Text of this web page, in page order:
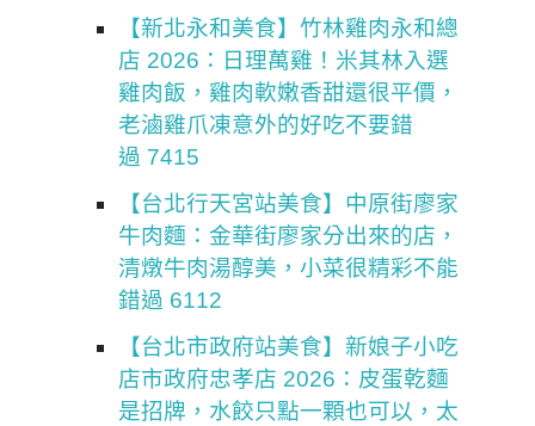
【新北永和美食】竹林雞肉永和總
店 2026：日理萬雞！米其林入選
雞肉飯，雞肉軟嫩香甜還很平價，
老滷雞爪凍意外的好吃不要錯
過 7415
【台北行天宮站美食】中原街廖家
牛肉麵：金華街廖家分出來的店，
清燉牛肉湯醇美，小菜很精彩不能
錯過 6112
【台北市政府站美食】新娘子小吃
店市政府忠孝店 2026：皮蛋乾麵
是招牌，水餃只點一顆也可以，太